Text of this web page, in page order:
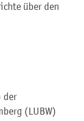
über den
der
(LUBW)